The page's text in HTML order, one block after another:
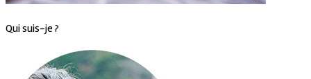
Qui suis-je ?